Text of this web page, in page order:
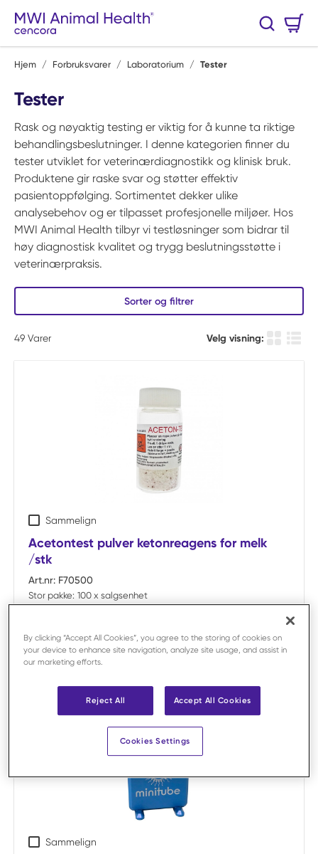
Hopp til hovedinnhold
Søk
Hjem / Forbruksvarer / Laboratorium / Tester
Tester
Rask og nøyaktig testing er viktig for å kunne ta riktige
behandlingsbeslutninger. I denne kategorien finner du
tester utviklet for veterinærdiagnostikk og klinisk bruk.
Produktene gir raske svar og støtter effektiv
pasientoppfølging. Sortimentet dekker ulike
analysebehov og er tilpasset profesjonelle miljøer. Hos
MWI Animal Health tilbyr vi testløsninger som bidrar til
høy diagnostisk kvalitet og trygg beslutningsstøtte i
veterinærpraksis.
Sorter og filtrer
49 Varer Velg visning:
Sammelign
Acetontest pulver ketonreagens for melk
/stk
Art.nr: F70500
Stor pakke: 100 x salgsenhet
Utløpt
Sammelign
By clicking “Accept All Cookies”, you agree to the storing of cookies on
your device to enhance site navigation, analyze site usage, and assist in
our marketing efforts.
Reject All Accept All Cookies
Cookies Settings